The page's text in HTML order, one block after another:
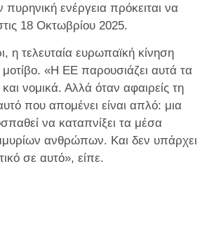
πυρηνική ενέργεια πρόκειται να
18 Οκτωβρίου 2025.
η τελευταία ευρωπαϊκή κίνηση
μοτίβο. «Η ΕΕ παρουσιάζει αυτά τα
νομικά. Αλλά όταν αφαιρείς τη
που απομένει είναι απλό: μια
να καταπνίξει τα μέσα
ανθρώπων. Και δεν υπάρχει
σε αυτό», είπε.